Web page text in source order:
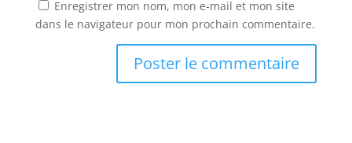
Enregistrer mon nom, mon e-mail et mon site
dans le navigateur pour mon prochain commentaire.